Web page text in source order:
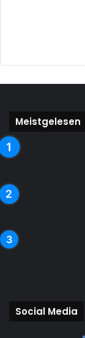
Meistgelesen
Social Media